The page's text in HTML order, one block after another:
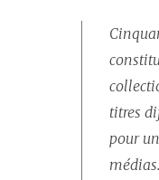
titres
pour